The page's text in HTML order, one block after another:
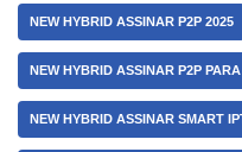
NEW HYBRID ASSINAR P2P 2025
NEW HYBRID ASSINAR P2P
NEW HYBRID ASSINAR SMART